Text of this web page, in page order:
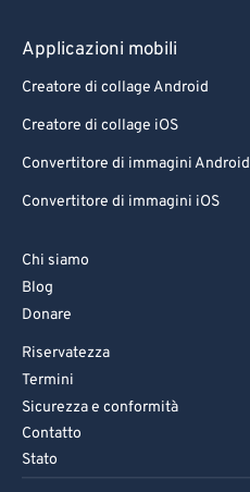
Applicazioni mobili
Creatore di collage Android
Creatore di collage iOS
Convertitore di immagini Android
Convertitore di immagini iOS
Chi siamo
Blog
Donare
Riservatezza
Termini
Sicurezza e conformità
Contatto
Stato